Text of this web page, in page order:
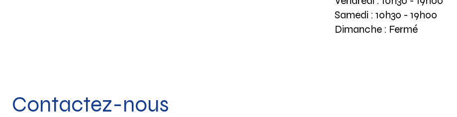
Samedi : 10h30 - 19h00
Dimanche : Fermé
Contactez-nous